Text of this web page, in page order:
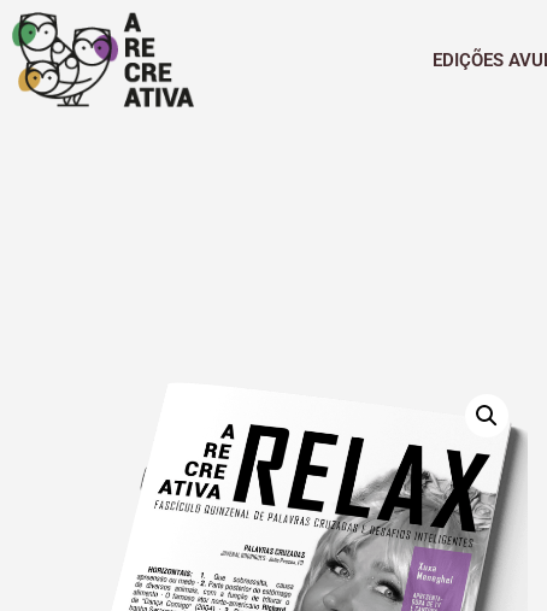
EDIÇÕES